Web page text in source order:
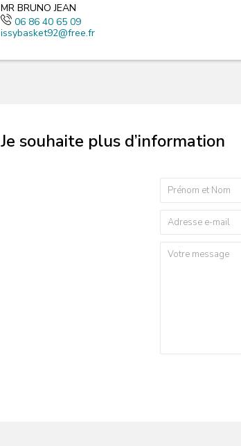
MR BRUNO JEAN
06 86 40 65 09
issybasket92@free.fr
Je souhaite plus d’information